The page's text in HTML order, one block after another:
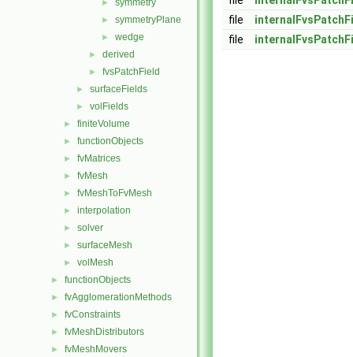
► symmetry
► symmetryPlane
► wedge
► derived
► fvsPatchField
► surfaceFields
► volFields
► finiteVolume
► functionObjects
► fvMatrices
► fvMesh
► fvMeshToFvMesh
► interpolation
► solver
► surfaceMesh
► volMesh
► functionObjects
► fvAgglomerationMethods
► fvConstraints
► fvMeshDistributors
► fvMeshMovers
file
file